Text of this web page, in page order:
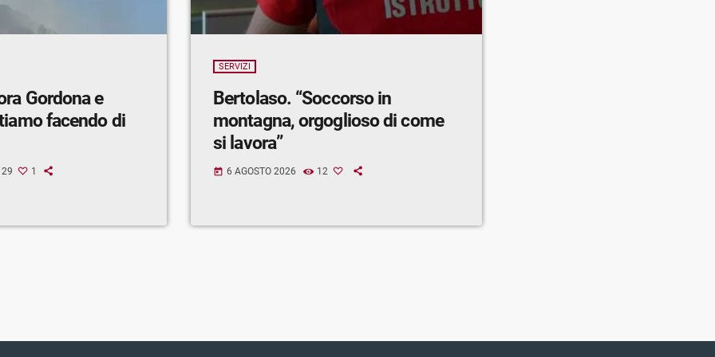
Gordona e
facendo di
29 1
SERVIZI
Bertolaso. “Soccorso in
montagna, orgoglioso di come
si lavora”
today 6 AGOSTO 2026 12